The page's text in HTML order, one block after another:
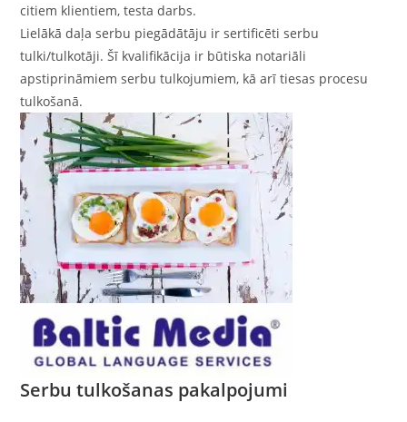
citiem klientiem, testa darbs.
Lielākā daļa serbu piegādātāju ir sertificēti serbu
tulki/tulkotāji. Šī kvalifikācija ir būtiska notariāli
apstiprināmiem serbu tulkojumiem, kā arī tiesas procesu
tulkošanā.
Serbu tulkošanas pakalpojumi